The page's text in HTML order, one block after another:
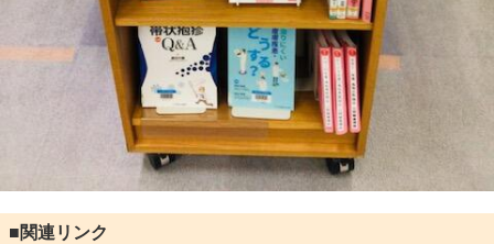
■関連リンク